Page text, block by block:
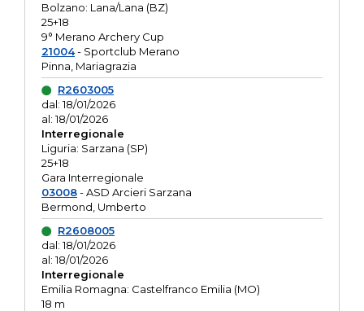
Bolzano: Lana/Lana (BZ)
25+18
9° Merano Archery Cup
21004- Sportclub Merano
Pinna, Mariagrazia
R2603005
dal: 18/01/2026
al: 18/01/2026
Interregionale
Liguria: Sarzana (SP)
25+18
Gara Interregionale
03008- ASD Arcieri Sarzana
Bermond, Umberto
R2608005
dal: 18/01/2026
al: 18/01/2026
Interregionale
Emilia Romagna: Castelfranco Emilia (MO)
18 m